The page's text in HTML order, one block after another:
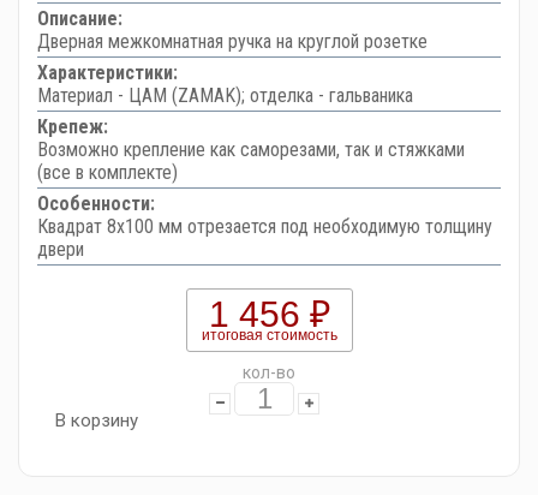
Описание:
Дверная межкомнатная ручка на круглой розетке
Характеристики:
Материал - ЦАМ (ZAMAK); отделка - гальваника
Крепеж:
Возможно крепление как саморезами, так и стяжками
(все в комплекте)
Особенности:
Квадрат 8х100 мм отрезается под необходимую толщину
двери
1 456 ₽
итоговая стоимость
кол-во
В корзину